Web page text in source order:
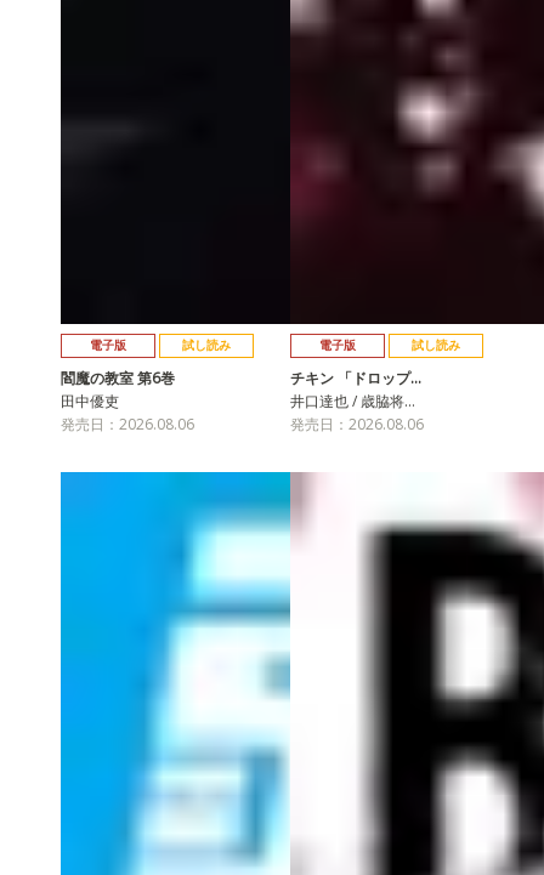
電子版 試し読み
閻魔の教室 第6巻
田中優吏
発売日：2026.08.06
電子版 試し読み
チキン 「ドロップ…
井口達也 / 歳脇将…
発売日：2026.08.06